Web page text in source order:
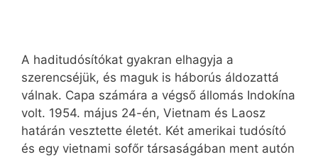
A haditudósítókat gyakran elhagyja a
szerencséjük, és maguk is háborús áldozattá
válnak. Capa számára a végső állomás Indokína
volt. 1954. május 24-én, Vietnam és Laosz
határán vesztette életét. Két amerikai tudósító
és egy vietnami sofőr társaságában ment autón